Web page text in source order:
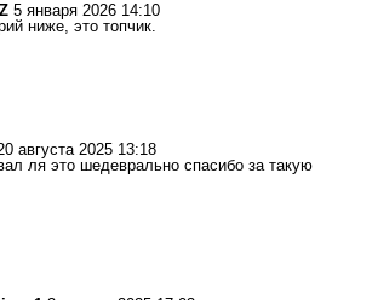
5 января 2026 14:10
ниже, это топчик.
августа 2025 13:18
ля это шедеврально спасибо за такую